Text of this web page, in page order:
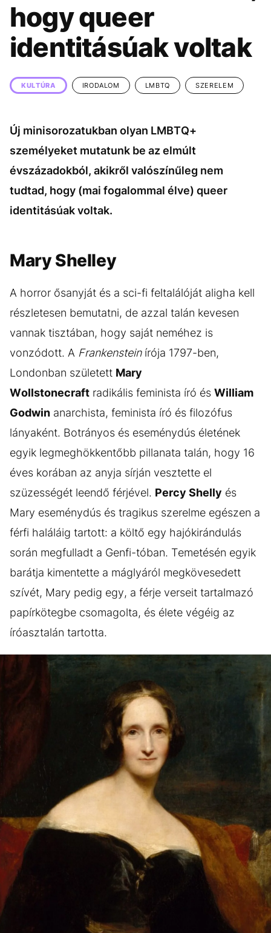
ÉLETMÓD DESIGN
BESZÉLGETÉSEK ARCOK
VIDEÓ TÖRTÉNETEK
hogy queer
identitásúak voltak
KULTÚRA IRODALOM LMBTQ SZERELEM
Új minisorozatukban olyan LMBTQ+
személyeket mutatunk be az elmúlt
évszázadokból, akikről valószínűleg nem
tudtad, hogy (mai fogalommal élve) queer
identitásúak voltak.
Mary Shelley
A horror ősanyját és a sci-fi feltalálóját aligha kell
részletesen bemutatni, de azzal talán kevesen
vannak tisztában, hogy saját neméhez is
vonzódott. A Frankensteinírója 1797-ben,
Londonban született Mary
Wollstonecraft radikális feminista író és William
Godwin anarchista, feminista író és filozófus
lányaként. Botrányos és eseménydús életének
egyik legmeghökkentőbb pillanata talán, hogy 16
éves korában az anyja sírján vesztette el
szüzességét leendő férjével. Percy Shelly és
Mary eseménydús és tragikus szerelme egészen a
férfi haláláig tartott: a költő egy hajókirándulás
során megfulladt a Genfi-tóban. Temetésén egyik
barátja kimentette a máglyáról megkövesedett
szívét, Mary pedig egy, a férje verseit tartalmazó
papírkötegbe csomagolta, és élete végéig az
íróasztalán tartotta.